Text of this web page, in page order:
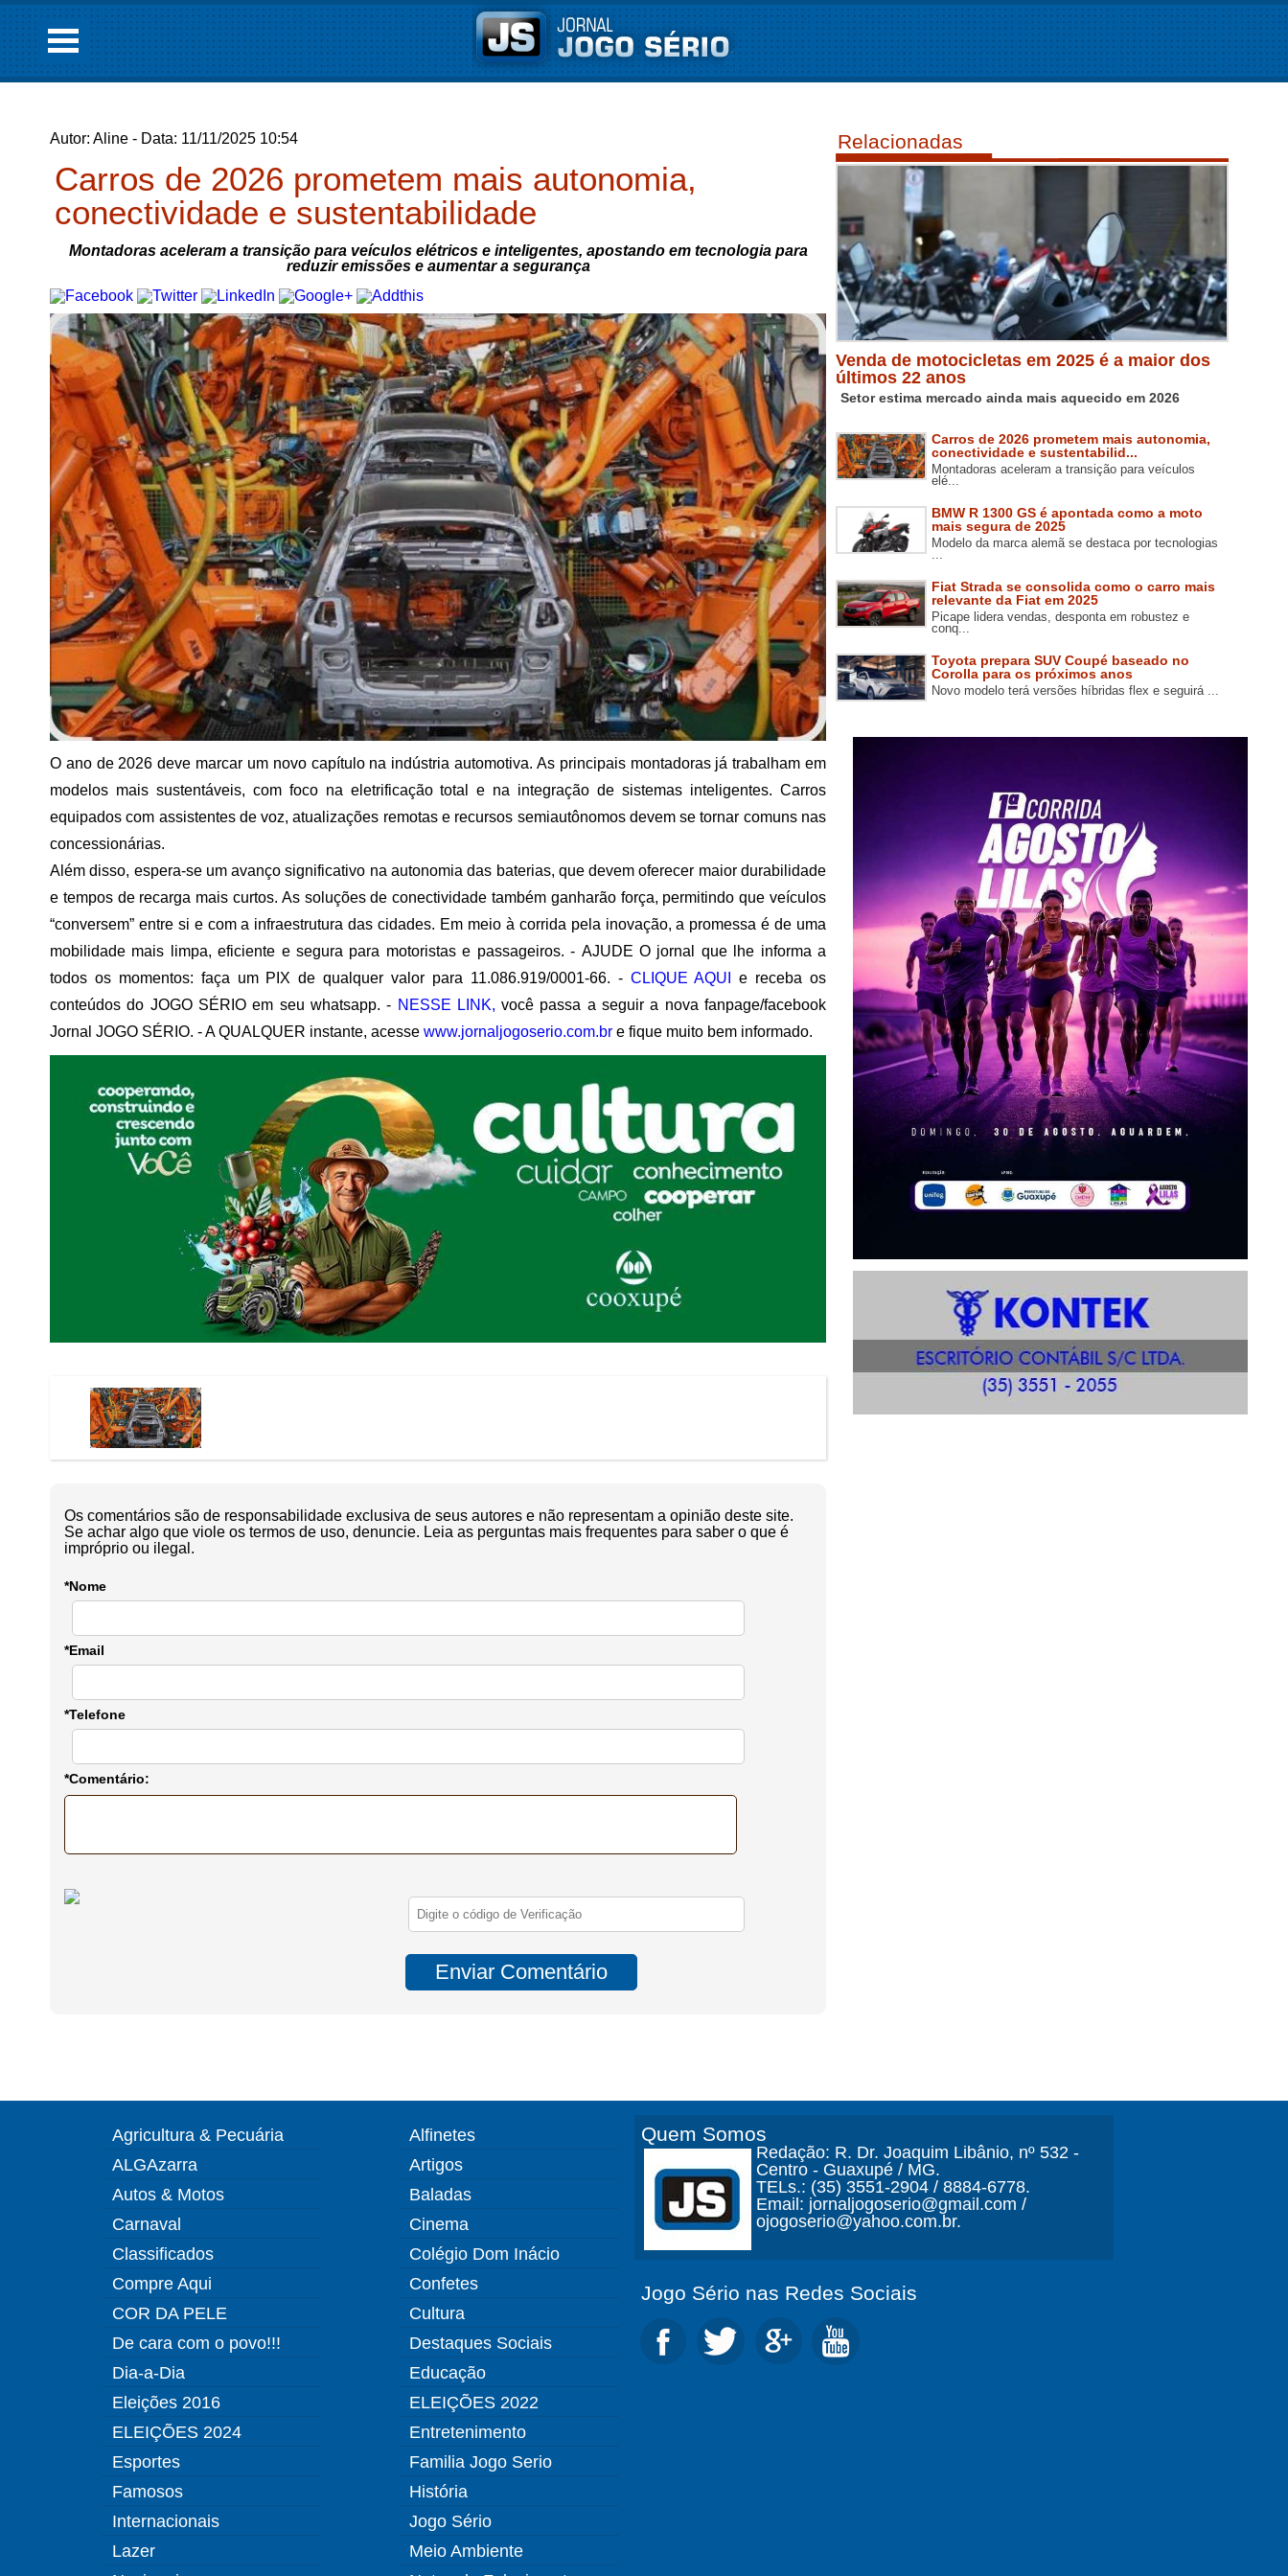
Autor: Aline - Data: 11/11/2025 10:54
Carros de 2026 prometem mais autonomia,
conectividade e sustentabilidade
Montadoras aceleram a transição para veículos elétricos e inteligentes, apostando em tecnologia para
reduzir emissões e aumentar a segurança
O ano de 2026 deve marcar um novo capítulo na indústria automotiva. As principais montadoras já trabalham em
modelos mais sustentáveis, com foco na eletrificação total e na integração de sistemas inteligentes. Carros
equipados com assistentes de voz, atualizações remotas e recursos semiautônomos devem se tornar comuns nas
concessionárias.
Além disso, espera-se um avanço significativo na autonomia das baterias, que devem oferecer maior durabilidade
e tempos de recarga mais curtos. As soluções de conectividade também ganharão força, permitindo que veículos
“conversem” entre si e com a infraestrutura das cidades. Em meio à corrida pela inovação, a promessa é de uma
mobilidade mais limpa, eficiente e segura para motoristas e passageiros. - AJUDE O jornal que lhe informa a
todos os momentos: faça um PIX de qualquer valor para 11.086.919/0001-66. - CLIQUE AQUI
e receba os
conteúdos do JOGO SÉRIO em seu whatsapp. - NESSE LINK, você passa a seguir a nova fanpage/facebook
Jornal JOGO SÉRIO. - A QUALQUER instante, acesse www.jornaljogoserio.com.br e fique muito bem informado.
Os comentários são de responsabilidade exclusiva de seus autores e não representam a opinião deste site.
Se achar algo que viole os termos de uso, denuncie. Leia as perguntas mais frequentes para saber o que é
impróprio ou ilegal.
*Nome
*Email
*Telefone
*Comentário:
Relacionadas
Venda de motocicletas em 2025 é a maior dos
últimos 22 anos
Setor estima mercado ainda mais aquecido em 2026
Carros de 2026 prometem mais autonomia,
conectividade e sustentabilid...
Montadoras aceleram a transição para veículos
elé...
BMW R 1300 GS é apontada como a moto
mais segura de 2025
Modelo da marca alemã se destaca por tecnologias
...
Fiat Strada se consolida como o carro mais
relevante da Fiat em 2025
Picape lidera vendas, desponta em robustez e
conq...
Toyota prepara SUV Coupé baseado no
Corolla para os próximos anos
Novo modelo terá versões híbridas flex e seguirá ...
Agricultura & Pecuária
ALGAzarra
Autos & Motos
Carnaval
Classificados
Compre Aqui
COR DA PELE
De cara com o povo!!!
Dia-a-Dia
Eleições 2016
ELEIÇÕES 2024
Esportes
Famosos
Internacionais
Lazer
Alfinetes
Artigos
Baladas
Cinema
Colégio Dom Inácio
Confetes
Cultura
Destaques Sociais
Educação
ELEIÇÕES 2022
Entretenimento
Familia Jogo Serio
História
Jogo Sério
Meio Ambiente
Quem Somos
Redação: R. Dr. Joaquim Libânio, nº 532 -
Centro - Guaxupé / MG.
TELs.: (35) 3551-2904 / 8884-6778.
Email: jornaljogoserio@gmail.com /
ojogoserio@yahoo.com.br.
Jogo Sério nas Redes Sociais